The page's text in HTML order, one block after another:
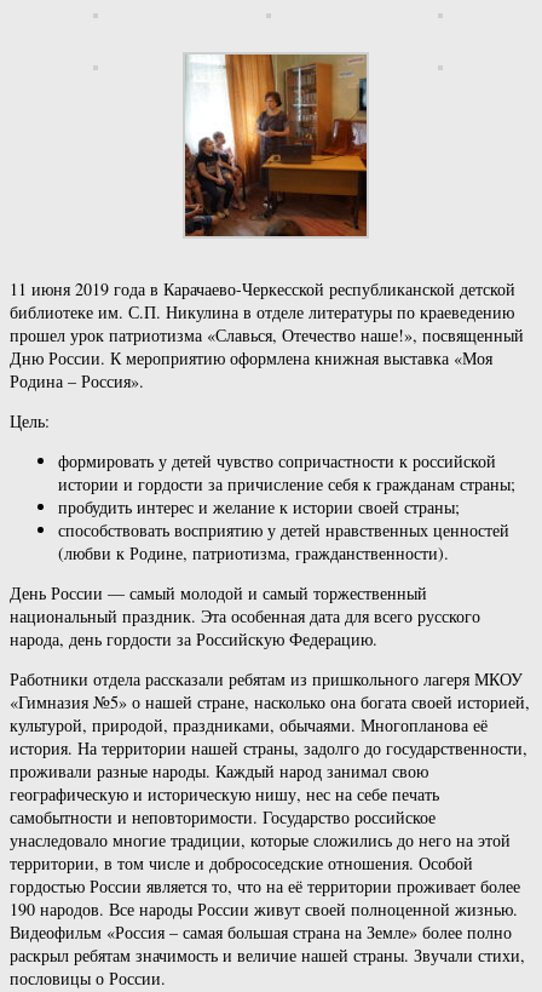
11 июня 2019 года в Карачаево-Черкесской республиканской детской
библиотеке им. С.П. Никулина в отделе литературы по краеведению
прошел урок патриотизма «Славься, Отечество наше!», посвященный
Дню России. К мероприятию оформлена книжная выставка «Моя
Родина – Россия».
Цель:
формировать у детей чувство сопричастности к российской
истории и гордости за причисление себя к гражданам страны;
пробудить интерес и желание к истории своей страны;
способствовать восприятию у детей нравственных ценностей
(любви к Родине, патриотизма, гражданственности).
День России — самый молодой и самый торжественный
национальный праздник. Эта особенная дата для всего русского
народа, день гордости за Российскую Федерацию.
Работники отдела рассказали ребятам из пришкольного лагеря МКОУ
«Гимназия №5» о нашей стране, насколько она богата своей историей,
культурой, природой, праздниками, обычаями. Многопланова её
история. На территории нашей страны, задолго до государственности,
проживали разные народы. Каждый народ занимал свою
географическую и историческую нишу, нес на себе печать
самобытности и неповторимости. Государство российское
унаследовало многие традиции, которые сложились до него на этой
территории, в том числе и добрососедские отношения. Особой
гордостью России является то, что на её территории проживает более
190 народов. Все народы России живут своей полноценной жизнью.
Видеофильм «Россия – самая большая страна на Земле» более полно
раскрыл ребятам значимость и величие нашей страны. Звучали стихи,
пословицы о России.